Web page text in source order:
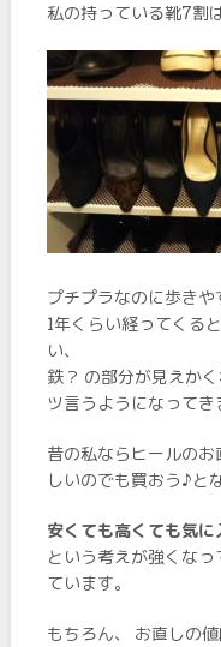
私の持っている靴7
プチプラなのに歩きや
1年くらい経ってくる
い、
鉄？ の部分が見えか
ツ言うようになってき
昔の私ならヒールの
しいのでも買おう♪と
安くても高くても気
という考えが強くな
ています。
もちろん、 お直しの